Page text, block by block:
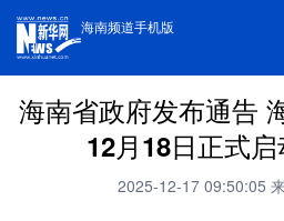
海南频道手机版
海南省政府发布通告
12月18日正式
2025-12-17 09:50:05